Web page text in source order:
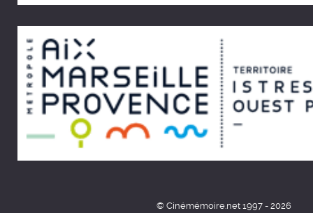
© Cinémémoire.net 1997 - 2026